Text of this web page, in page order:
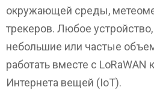
окружающей среды,
трекеров. Любое
небольшие или частые
работать вместе с LoRaWAN
Интернета вещей (IoT).